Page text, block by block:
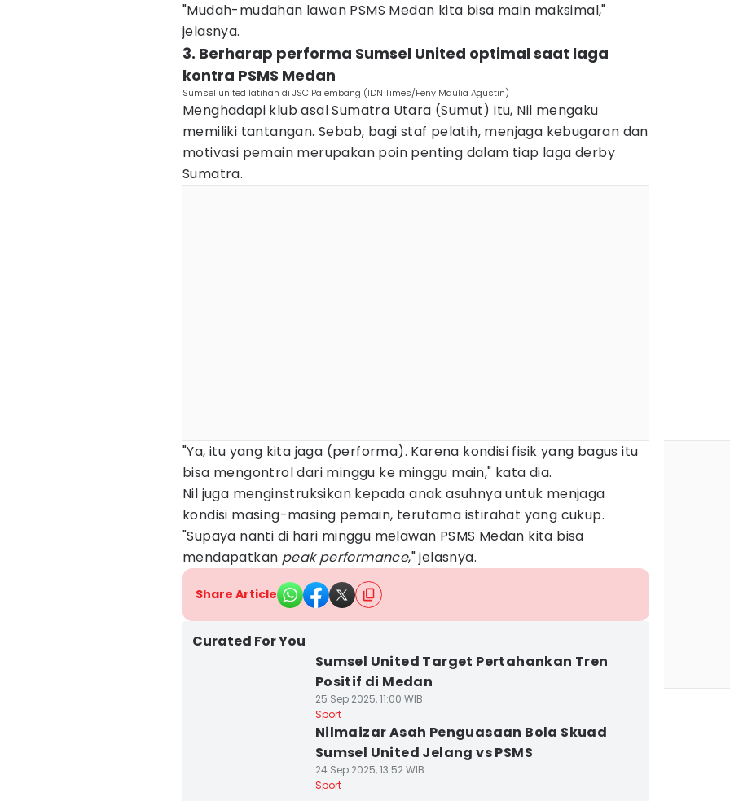
"Mudah-mudahan lawan PSMS Medan kita bisa main maksimal,"
jelasnya.
3. Berharap performa Sumsel United optimal saat laga
kontra PSMS Medan
Sumsel united latihan di JSC Palembang (IDN Times/Feny Maulia Agustin)
Menghadapi klub asal Sumatra Utara (Sumut) itu, Nil mengaku
memiliki tantangan. Sebab, bagi staf pelatih, menjaga kebugaran dan
motivasi pemain merupakan poin penting dalam tiap laga derby
Sumatra.
"Ya, itu yang kita jaga (performa). Karena kondisi fisik yang bagus itu
bisa mengontrol dari minggu ke minggu main," kata dia.
Nil juga menginstruksikan kepada anak asuhnya untuk menjaga
kondisi masing-masing pemain, terutama istirahat yang cukup.
"Supaya nanti di hari minggu melawan PSMS Medan kita bisa
mendapatkan peak performance," jelasnya.
Share Article
Curated For You
Sumsel United Target Pertahankan Tren
Positif di Medan
25 Sep 2025, 11:00 WIB
Sport
Nilmaizar Asah Penguasaan Bola Skuad
Sumsel United Jelang vs PSMS
24 Sep 2025, 13:52 WIB
Sport